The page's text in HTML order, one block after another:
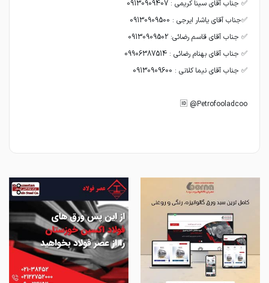
🆔️ @Petrofooladcoo